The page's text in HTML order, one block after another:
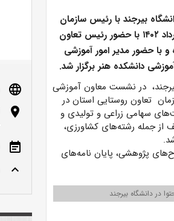
بیرجند با رئیس سازمان
تعاون روستایی استان صبح روز سه‌شنبه ۱۶ خرداد ۱۴۰۲ با حضور رئیس تعاون
با حضور مدیر امور آموزشی
دانشکده هنر برگزار شد.
در نشست معاون آموزشی
تعاون روستایی استان در
سهامی زراعی و تولیدی و
از جمله رشته‌های کشاورزی،
پژوهشی، پایان نامه‌های
در دانشگاه بیرجند
language
location_on
event_note
keyboard_arrow_up